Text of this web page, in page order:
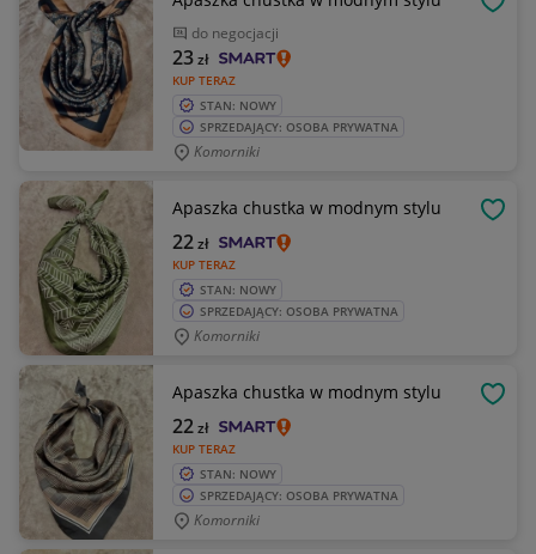
do negocjacji
KUP TERAZ
23zł
STAN: NOWY
SPRZEDAJĄCY: OSOBA PRYWATNA
Komorniki
Apaszka chustka w modnym stylu
KUP TERAZ
22zł
STAN: NOWY
SPRZEDAJĄCY: OSOBA PRYWATNA
Komorniki
Apaszka chustka w modnym stylu
KUP TERAZ
22zł
STAN: NOWY
SPRZEDAJĄCY: OSOBA PRYWATNA
Komorniki